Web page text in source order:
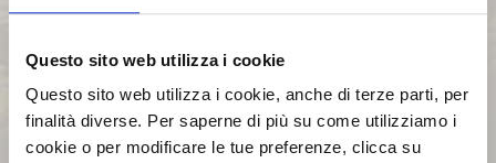
Questo sito web utilizza i cookie
Questo sito web utilizza i cookie, anche di terze parti, per
finalità diverse. Per saperne di più su come utilizziamo i
cookie o per modificare le tue preferenze, clicca su
fenomeni corruttivi e, più in generale, di
perseguimento dell’obiettivo “Zero
Corruzione”.